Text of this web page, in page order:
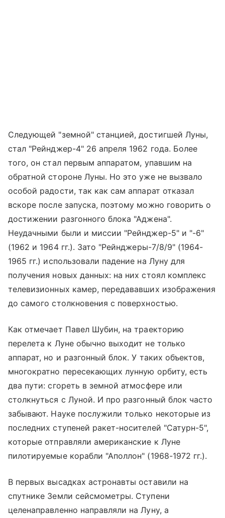
Следующей "земной" станцией, достигшей Луны,
стал "Рейнджер-4" 26 апреля 1962 года. Более
того, он стал первым аппаратом, упавшим на
обратной стороне Луны. Но это уже не вызвало
особой радости, так как сам аппарат отказал
вскоре после запуска, поэтому можно говорить о
достижении разгонного блока "Аджена".
Неудачными были и миссии "Рейнджер-5" и "-6"
(1962 и 1964 гг.). Зато "Рейнджеры-7/8/9" (1964-
1965 гг.) использовали падение на Луну для
получения новых данных: на них стоял комплекс
телевизионных камер, передававших изображения
до самого столкновения с поверхностью.
Как отмечает Павел Шубин, на траекторию
перелета к Луне обычно выходит не только
аппарат, но и разгонный блок. У таких объектов,
многократно пересекающих лунную орбиту, есть
два пути: сгореть в земной атмосфере или
столкнуться с Луной. И про разгонный блок часто
забывают. Науке послужили только некоторые из
последних ступеней ракет-носителей "Сатурн-5",
которые отправляли американские к Луне
пилотируемые корабли "Аполлон" (1968-1972 гг.).
В первых высадках астронавты оставили на
спутнике Земли сейсмометры. Ступени
целенаправленно направляли на Луну, а